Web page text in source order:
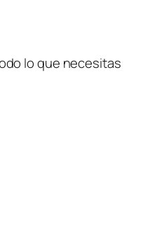
lo que necesitas